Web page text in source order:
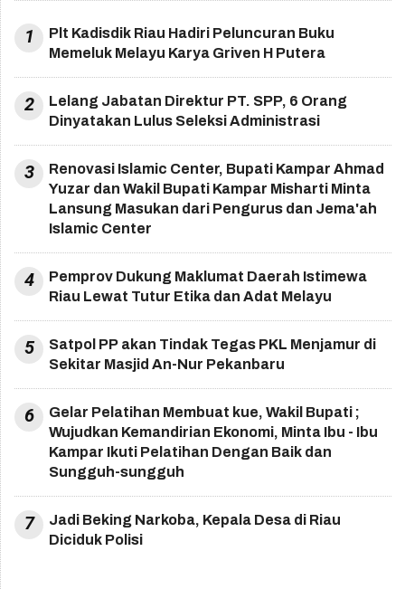
1
Plt Kadisdik Riau Hadiri Peluncuran Buku
Memeluk Melayu Karya Griven H Putera
2
Lelang Jabatan Direktur PT. SPP, 6 Orang
Dinyatakan Lulus Seleksi Administrasi
3
Renovasi Islamic Center, Bupati Kampar Ahmad
Yuzar dan Wakil Bupati Kampar Misharti Minta
Lansung Masukan dari Pengurus dan Jema'ah
Islamic Center
4
Pemprov Dukung Maklumat Daerah Istimewa
Riau Lewat Tutur Etika dan Adat Melayu
5
Satpol PP akan Tindak Tegas PKL Menjamur di
Sekitar Masjid An-Nur Pekanbaru
6
Gelar Pelatihan Membuat kue, Wakil Bupati ;
Wujudkan Kemandirian Ekonomi, Minta Ibu - Ibu
Kampar Ikuti Pelatihan Dengan Baik dan
Sungguh-sungguh
7
Jadi Beking Narkoba, Kepala Desa di Riau
Diciduk Polisi